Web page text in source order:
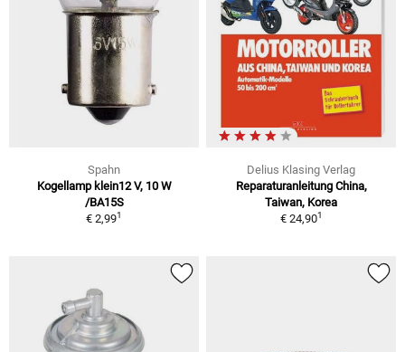
Spahn
Kogellamp klein12 V, 10 W
/BA15S
€ 2,991
Delius Klasing Verlag
Reparaturanleitung China,
Taiwan, Korea
€ 24,901